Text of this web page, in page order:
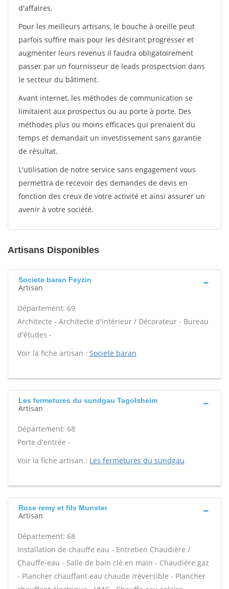
d'affaires.
Pour les meilleurs artisans, le bouche à oreille peut
parfois suffire mais pour les désirant progresser et
augmenter leurs revenus il faudra obligatoirement
passer par un fournisseur de leads prospectsion dans
le secteur du bâtiment.
Avant internet, les méthodes de communication se
limitaient aux prospectus ou au porte à porte. Des
méthodes plus ou moins efficaces qui prenaient du
temps et demandait un investissement sans garantie
de résultat.
L'utilisation de notre service sans engagement vous
permettra de recevoir des demandes de devis en
fonction des creux de votre activité et ainsi assurer un
avenir à votre société.
Artisans Disponibles
Societe baran Feyzin
Artisan
Département: 69
Architecte - Architecte d'intérieur / Décorateur - Bureau
d'études -
Voir la fiche artisan : Societe baran
Les fermetures du sundgau Tagolsheim
Artisan
Département: 68
Porte d'entrée -
Voir la fiche artisan : Les fermetures du sundgau
Rose remy et fils Munster
Artisan
Département: 68
Installation de chauffe eau - Entretien Chaudière /
Chauffe-eau - Salle de bain clé en main - Chaudière gaz
- Plancher chauffant eau chaude /réversible - Plancher